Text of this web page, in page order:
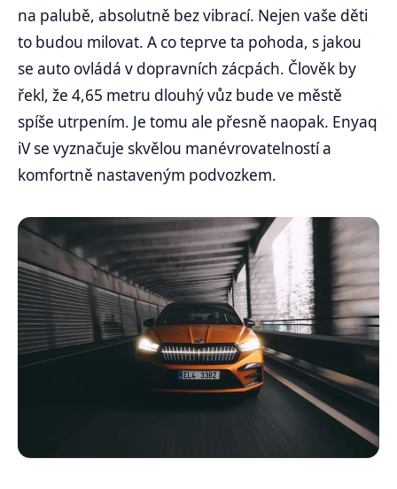
na palubě, absolutně bez vibrací. Nejen vaše děti
to budou milovat. A co teprve ta pohoda, s jakou
se auto ovládá v dopravních zácpách. Člověk by
řekl, že 4,65 metru dlouhý vůz bude ve městě
spíše utrpením. Je tomu ale přesně naopak. Enyaq
iV se vyznačuje skvělou manévrovatelností a
komfortně nastaveným podvozkem.